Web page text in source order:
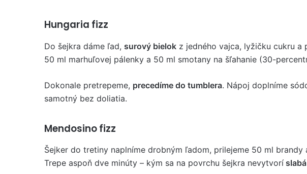
Hungaria fizz
Do šejkra dáme ľad, surový bielok z jedného vajca, lyžičku cukru a
50 ml marhuľovej pálenky a 50 ml smotany na šľahanie (30-
Dokonale pretrepeme, precedíme do tumblera. Nápoj doplníme
samotný bez doliatia.
Mendosino fizz
Šejker do tretiny naplníme drobným ľadom, prilejeme 50 ml brandy
Trepe aspoň dve minúty – kým sa na povrchu šejkra nevytvorí